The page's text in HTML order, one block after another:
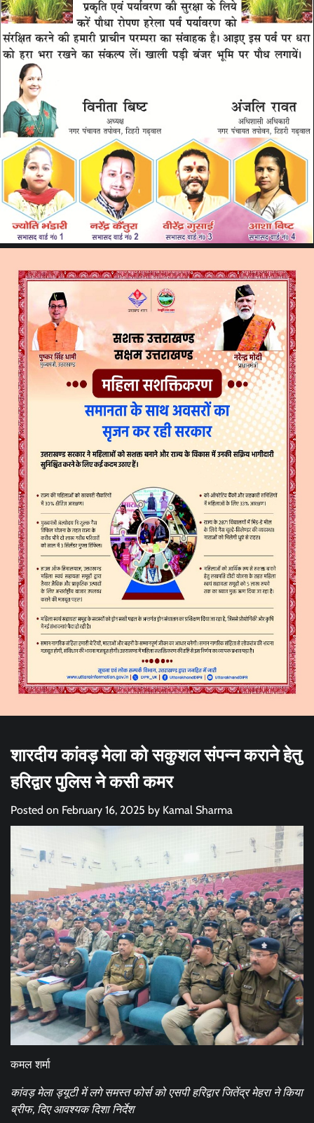
शारदीय कांवड़ मेला को सकुशल संपन्न कराने हेतु
हरिद्वार पुलिस ने कसी कमर
Posted on February 16, 2025 by Kamal Sharma
कमल शर्मा
कांवड़ मेला ड्यूटी में लगे समस्त फोर्स को एसपी हरिद्वार जितेंद्र मेहरा ने किया
ब्रीफ, दिए आवश्यक दिशा निर्देश